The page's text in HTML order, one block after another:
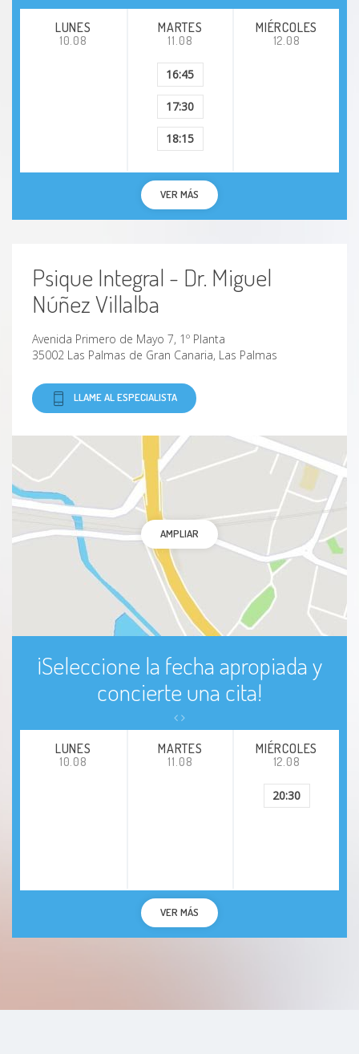
Depresión neurótica (distimia)
Depresión psicótica involutiva
Disfunciones sexuales
Esquizofrenia de tipo paranoide
Esquizofrenia desorganizada
Esquizofrenia hebefrénica
Esquizofrenia paranoide
Estrés
Insomnio
Insomnio crónico
Intoxicaciones
Narcolepsia
Neurosis histérica
Psicosis disociativa
LUNES
10.08
MARTES
11.08
16:45
17:30
18:15
MIÉRCOLES
12.08
VER MÁS
Psique Integral - Dr. Miguel
Núñez Villalba
Avenida Primero de Mayo 7, 1º Planta
35002 Las Palmas de Gran Canaria, Las Palmas
LLAME AL ESPECIALISTA
AMPLIAR
¡Seleccione la fecha apropiada y
concierte una cita!
LUNES
10.08
MARTES
11.08
MIÉRCOLES
12.08
20:30
VER MÁS